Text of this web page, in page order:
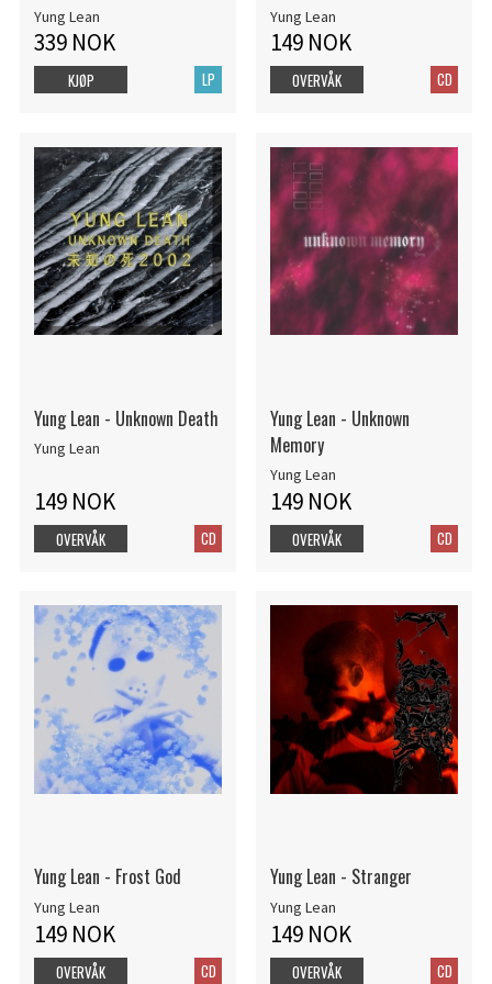
Yung Lean
339 NOK
LP
KJØP
Yung Lean
149 NOK
CD
OVERVÅK
Yung Lean - Unknown Death
Yung Lean
149 NOK
CD
OVERVÅK
Yung Lean - Unknown
Memory
Yung Lean
149 NOK
CD
OVERVÅK
Yung Lean - Frost God
Yung Lean
149 NOK
CD
OVERVÅK
Yung Lean - Stranger
Yung Lean
149 NOK
CD
OVERVÅK